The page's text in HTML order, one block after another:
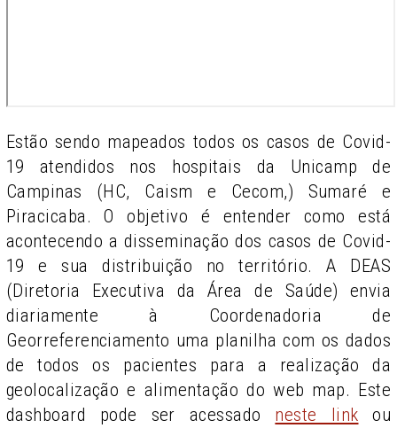
Estão sendo mapeados todos os casos de Covid-
19 atendidos nos hospitais da Unicamp de
Campinas (HC, Caism e Cecom,) Sumaré e
Piracicaba. O objetivo é entender como está
acontecendo a disseminação dos casos de Covid-
19 e sua distribuição no território. A DEAS
(Diretoria Executiva da Área de Saúde) envia
diariamente à Coordenadoria de
Georreferenciamento uma planilha com os dados
de todos os pacientes para a realização da
geolocalização e alimentação do web map. Este
dashboard pode ser acessado neste link ou